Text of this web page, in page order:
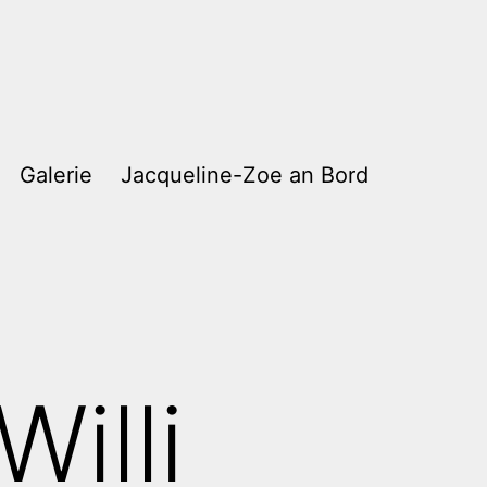
Galerie Jacqueline-Zoe an Bord